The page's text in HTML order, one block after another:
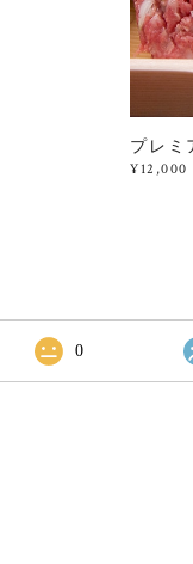
プレミ
¥12,000
0